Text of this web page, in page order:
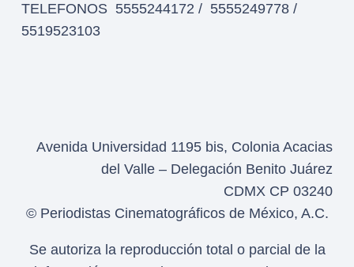
TELEFONOS 5555244172 / 5555249778 /
5519523103
Avenida Universidad 1195 bis, Colonia Acacias
del Valle – Delegación Benito Juárez
CDMX CP 03240
© Periodistas Cinematográficos de México, A.C.
Se autoriza la reproducción total o parcial de la